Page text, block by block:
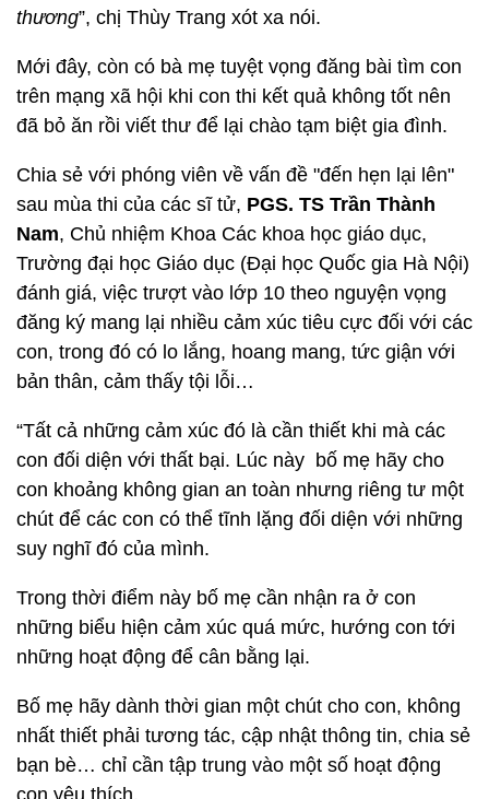
thương”, chị Thùy Trang xót xa nói.
Mới đây, còn có bà mẹ tuyệt vọng đăng bài tìm con
trên mạng xã hội khi con thi kết quả không tốt nên
đã bỏ ăn rồi viết thư để lại chào tạm biệt gia đình.
Chia sẻ với phóng viên về vấn đề "đến hẹn lại lên"
sau mùa thi của các sĩ tử, PGS. TS Trần Thành
Nam, Chủ nhiệm Khoa Các khoa học giáo dục,
Trường đại học Giáo dục (Ðại học Quốc gia Hà Nội)
đánh giá, việc trượt vào lớp 10 theo nguyện vọng
đăng ký mang lại nhiều cảm xúc tiêu cực đối với các
con, trong đó có lo lắng, hoang mang, tức giận với
bản thân, cảm thấy tội lỗi…
“Tất cả những cảm xúc đó là cần thiết khi mà các
con đối diện với thất bại. Lúc này bố mẹ hãy cho
con khoảng không gian an toàn nhưng riêng tư một
chút để các con có thể tĩnh lặng đối diện với những
suy nghĩ đó của mình.
Trong thời điểm này bố mẹ cần nhận ra ở con
những biểu hiện cảm xúc quá mức, hướng con tới
những hoạt động để cân bằng lại.
Bố mẹ hãy dành thời gian một chút cho con, không
nhất thiết phải tương tác, cập nhật thông tin, chia sẻ
bạn bè… chỉ cần tập trung vào một số hoạt động
con yêu thích.